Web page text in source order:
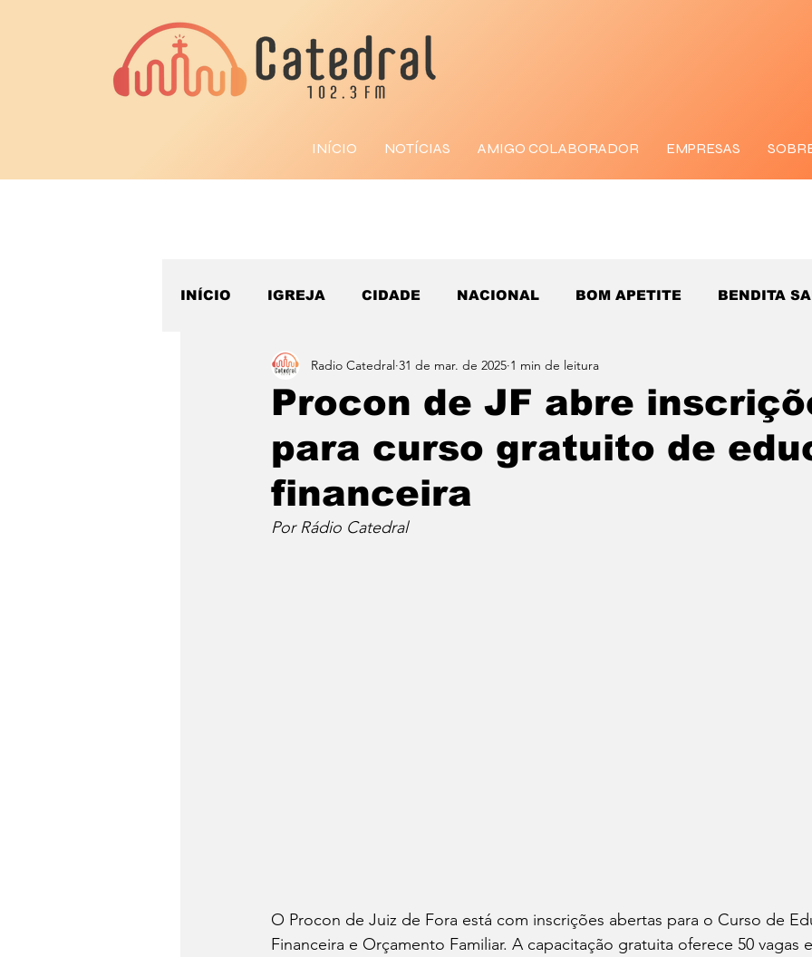
INÍCIO NOTÍCIAS AMIGO COLABORADOR EMPRESAS
INÍCIO IGREJA CIDADE NACIONAL BOM APETITE BENDITA
ESPORTE
Procon de JF abre
para curso gratuito de
financeira
Radio Catedral 31 de mar. de 2025 1 min de leitura
Por Rádio Catedral
O Procon de Juiz de Fora está com inscrições abertas para o Curso de
Financeira e Orçamento Familiar. A capacitação gratuita oferece 50 vagas